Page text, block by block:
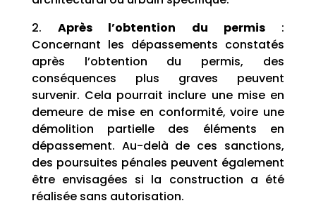
2.Après l’obtention du permis:
Concernant les dépassements constatés
après l’obtention du permis, des
conséquences plus graves peuvent
survenir. Cela pourrait inclure une mise en
demeure de mise en conformité, voire une
démolition partielle des éléments en
dépassement. Au-delà de ces sanctions,
des poursuites pénales peuvent également
être envisagées si la construction a été
réalisée sans autorisation.